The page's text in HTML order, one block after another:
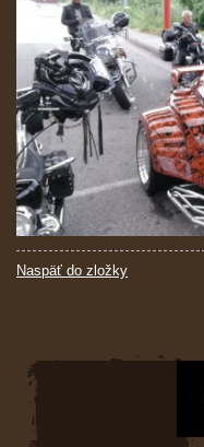
Naspäť do zložky